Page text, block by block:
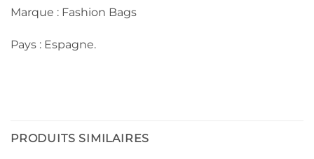
Marque : Fashion Bags
Pays : Espagne.
PRODUITS SIMILAIRES